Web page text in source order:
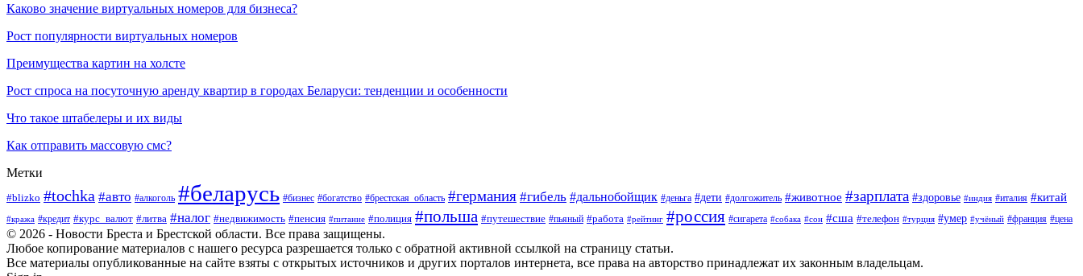
Каково значение виртуальных номеров для бизнеса?
Рост популярности виртуальных номеров
Преимущества картин на холсте
Рост спроса на посуточную аренду квартир в городах Беларуси: тенденции и особенности
Что такое штабелеры и их виды
Как отправить массовую смс?
Метки
#blizko #tochka #авто #алкоголь #беларусь #бизнес #богатство #брестская_область #германия #гибель #дальнобойщик #деньга #дети #долгожитель #животное #зарплата #здоровье #индия #италия #китай
#кража #кредит #курс_валют #литва #налог #недвижимость #пенсия #питание #полиция #польша #путешествие #пьяный #работа #рейтинг #россия #сигарета #собака #сон #сша #телефон #турция #умер #учёный #франция #цена
© 2026 - Новости Бреста и Брестской области. Все права защищены.
Любое копирование материалов с нашего ресурса разрешается только с обратной активной ссылкой на страницу статьи.
Все материалы опубликованные на сайте взяты с открытых источников и других порталов интернета, все права на авторство принадлежат их законным владельцам.